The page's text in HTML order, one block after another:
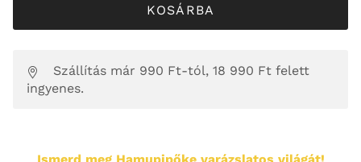
KOSÁRBA
Szállítás már 990 Ft-tól, 18 990 Ft felett
ingyenes.